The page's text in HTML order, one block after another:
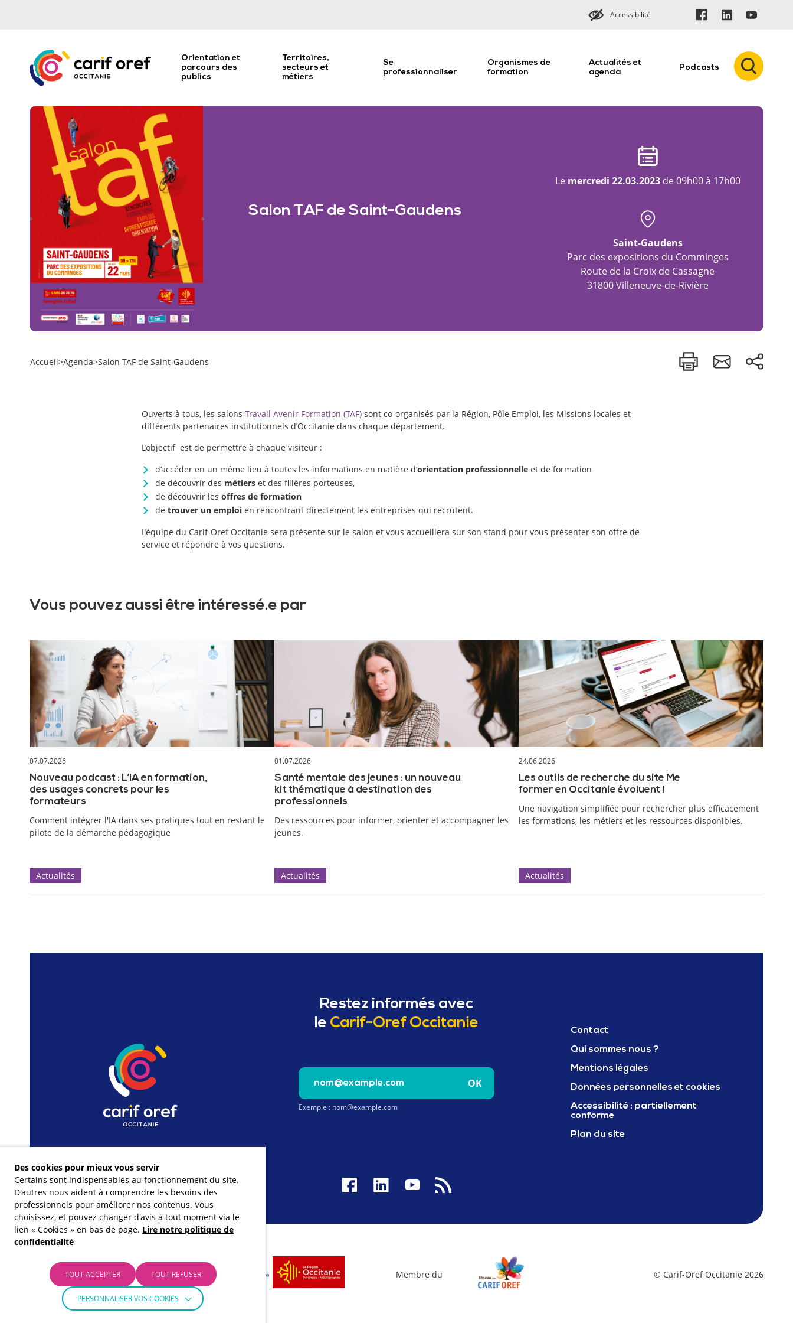
Accessibilité
Orientation et
parcours des
publics
Territoires,
secteurs et
métiers
Se
professionnaliser
Organismes de
formation
Actualités et
agenda
Podcasts
Salon TAF de Saint-Gaudens
Le mercredi 22.03.2023de 09h00 à 17h00
Saint-Gaudens
Parc des expositions du Comminges
Route de la Croix de Cassagne
31800 Villeneuve-de-Rivière
Accueil>Agenda>Salon TAF de Saint-Gaudens
Ouverts à tous, les salons Travail Avenir Formation (TAF) sont co-organisés par la Région, Pôle Emploi, les Missions locales et
différents partenaires institutionnels d’Occitanie dans chaque département.
L’objectif est de permettre à chaque visiteur :
d’accéder en un même lieu à toutes les informations en matière d’orientation professionnelle et de formation
de découvrir des métiers et des filières porteuses,
de découvrir les offres de formation
de trouver un emploi en rencontrant directement les entreprises qui recrutent.
L’équipe du Carif-Oref Occitanie sera présente sur le salon et vous accueillera sur son stand pour vous présenter son offre de
service et répondre à vos questions.
Vous pouvez aussi être intéressé.e par
07.07.2026
Nouveau podcast : L’IA en formation,
des usages concrets pour les
formateurs
Comment intégrer l'IA dans ses pratiques tout en restant le
pilote de la démarche pédagogique
Actualités
01.07.2026
Santé mentale des jeunes : un nouveau
kit thématique à destination des
professionnels
Des ressources pour informer, orienter et accompagner les
jeunes.
Actualités
24.06.2026
Les outils de recherche du site Me
former en Occitanie évoluent !
Une navigation simplifiée pour rechercher plus efficacement
les formations, les métiers et les ressources disponibles.
Actualités
Restez informés avec
le Carif-Oref Occitanie
Saisissez votre e-mail pour vous inscrire à la newsletter Carif oref occitanie
Exemple : nom@example.com
OK
Contact
Qui sommes nous ?
Mentions légales
Données personnelles et cookies
Accessibilité : partiellement
conforme
Plan du site
Nos financeurs Membre du © Carif-Oref Occitanie 2026
Des cookies pour mieux vous servir
Certains sont indispensables au fonctionnement du site.
D'autres nous aident à comprendre les besoins des
professionnels pour améliorer nos contenus. Vous
choisissez, et pouvez changer d'avis à tout moment via le
lien « Cookies » en bas de page. Lire notre politique de
confidentialité
TOUT ACCEPTER TOUT REFUSER
PERSONNALISER VOS COOKIES